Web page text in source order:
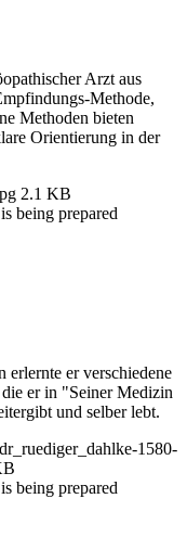
Arzt aus
Methode,
Methoden bieten
Orientierung in der
2.1 KB
being prepared
er verschiedene
er in "Seiner Medizin
und selber lebt.
1580-
being prepared